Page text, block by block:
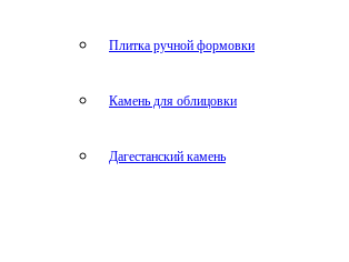
Плитка ручной формовки
Камень для облицовки
Дагестанский камень